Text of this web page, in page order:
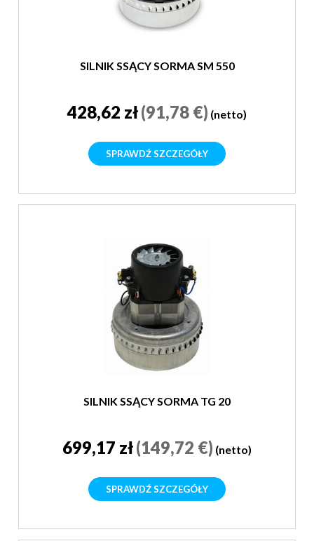
SILNIK SSĄCY SORMA SM 550
428,62 zł(91,78 €) (netto)
SPRAWDŹ SZCZEGÓŁY
SILNIK SSĄCY SORMA TG 20
699,17 zł(149,72 €) (netto)
SPRAWDŹ SZCZEGÓŁY